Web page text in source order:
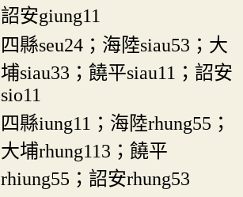
詔安giung11
四縣seu24；海陸siau53；大
埔siau33；饒平siau11；詔安
sio11
四縣iung11；海陸rhung55；
大埔rhung113；饒平
rhiung55；詔安rhung53